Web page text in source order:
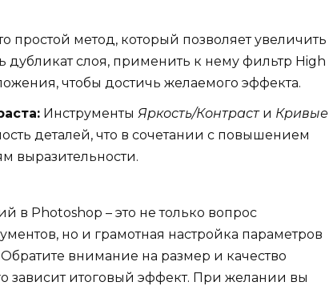
простой метод, который позволяет увеличить
дубликат слоя, применить к нему фильтр High
чтобы достичь желаемого эффекта.
Инструменты Яркость/Контрасти Кривые
деталей, что в сочетании с повышением
выразительности.
в Photoshop – это не только вопрос
но и грамотная настройка параметров
внимание на размер и качество
зависит итоговый эффект. При желании вы